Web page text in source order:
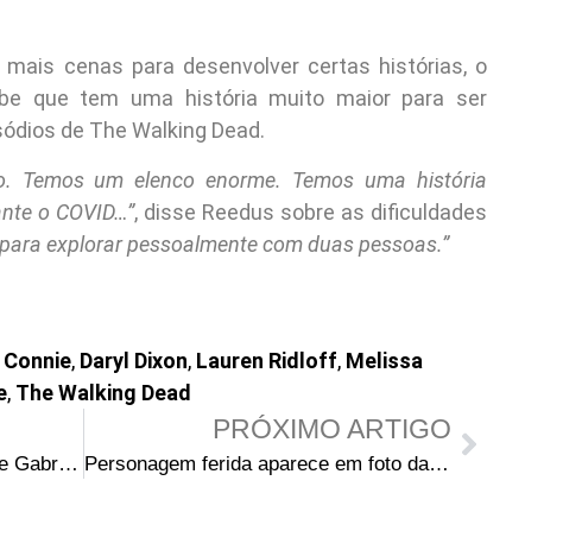
cenas para desenvolver certas histórias, o
que tem uma história muito maior para ser
de The Walking Dead.
Temos um elenco enorme. Temos uma história
o COVID…”, disse Reedus sobre as dificuldades
explorar pessoalmente com duas pessoas.”
Connie, Daryl Dixon, Lauren Ridloff, Melissa
, The Walking Dead
Seth Gilliam fala sobre um Padre Gabriel mais sombrio em The Walking Dead
PRÓXIMO ARTIGO
Personagem ferida aparece em foto das gravações de The Walking Dead